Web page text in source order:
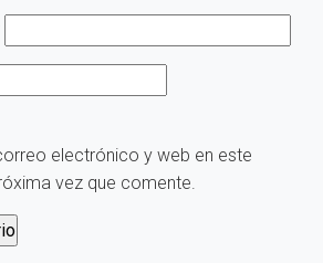
electrónico y web en este
vez que comente.